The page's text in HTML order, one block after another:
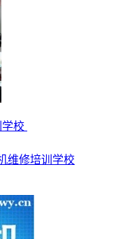
校
维修培训学校